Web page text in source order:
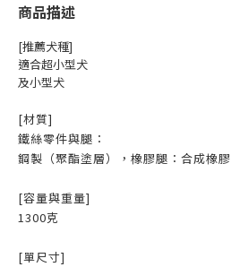
商品描述
[推薦犬種]
適合超小型犬
及小型犬
[材質]
鐵絲零件與腿：
鋼製（聚酯塗層），橡膠腿：合成橡膠
[容量與重量]
1300克
[單尺寸]